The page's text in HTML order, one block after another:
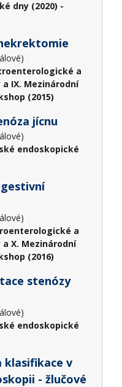
dny (2020) -
a
IX. Mezinárodní
(2015)
jícnu
endoskopické
a
X. Mezinárodní
(2016)
stenózy
endoskopické
klasifikace v
- žlučové